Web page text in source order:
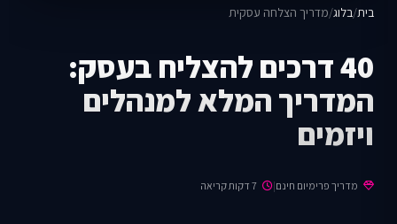
בית/בלוג/מדריך הצלחה עסקית
40 דרכים להצליח בעסק:
המדריך המלא למנהלים
ויזמים
מדריך פרימיום חינם|